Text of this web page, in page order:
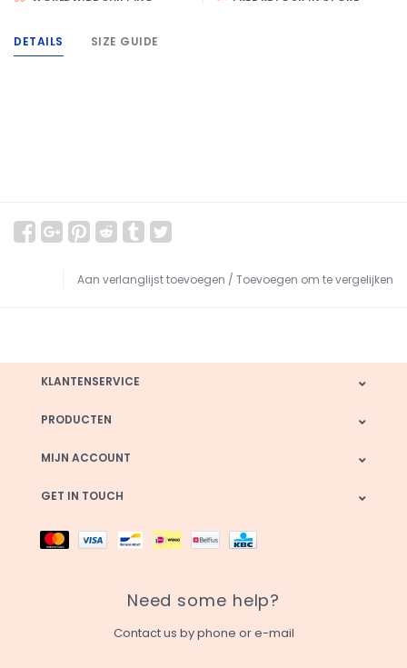
DETAILS SIZE GUIDE
Aan verlanglijst toevoegen / Toevoegen om te vergelijken
KLANTENSERVICE
PRODUCTEN
MIJN ACCOUNT
GET IN TOUCH
Need some help?
Contact us by phone or e-mail